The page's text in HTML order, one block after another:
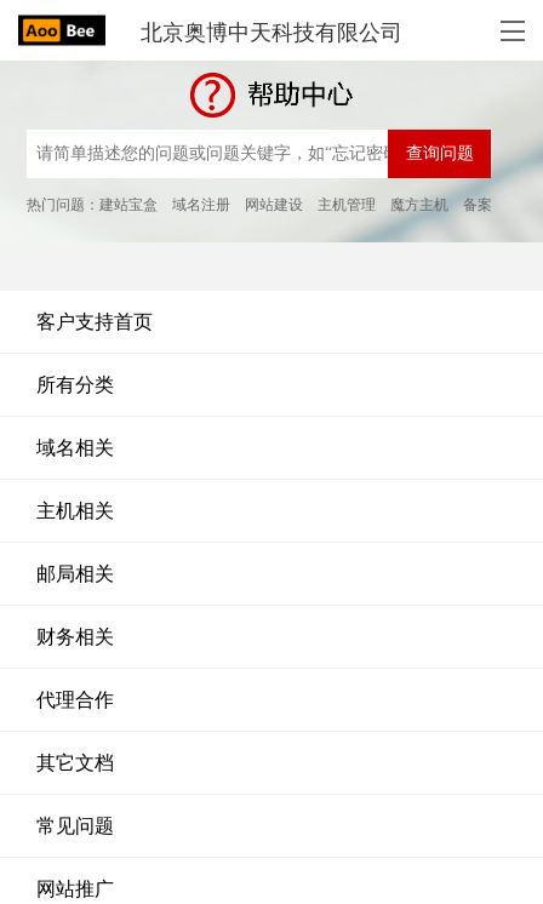
北京奥博中天科技有限公司
热门问题：建站宝盒 域名注册 网站建设 主机管理 魔方主机 备案
客户支持首页
所有分类
域名相关
主机相关
邮局相关
财务相关
代理合作
其它文档
常见问题
网站推广